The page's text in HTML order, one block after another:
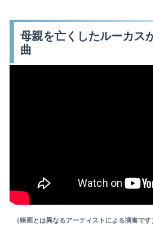
母親を亡くしたルーカス
曲
（映画とは異なるアーティストによる演奏です